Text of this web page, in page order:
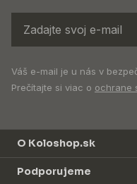
Váš e-mail je u nás v
Prečítajte si viac o ochrane
O Koloshop.sk
Podporujeme